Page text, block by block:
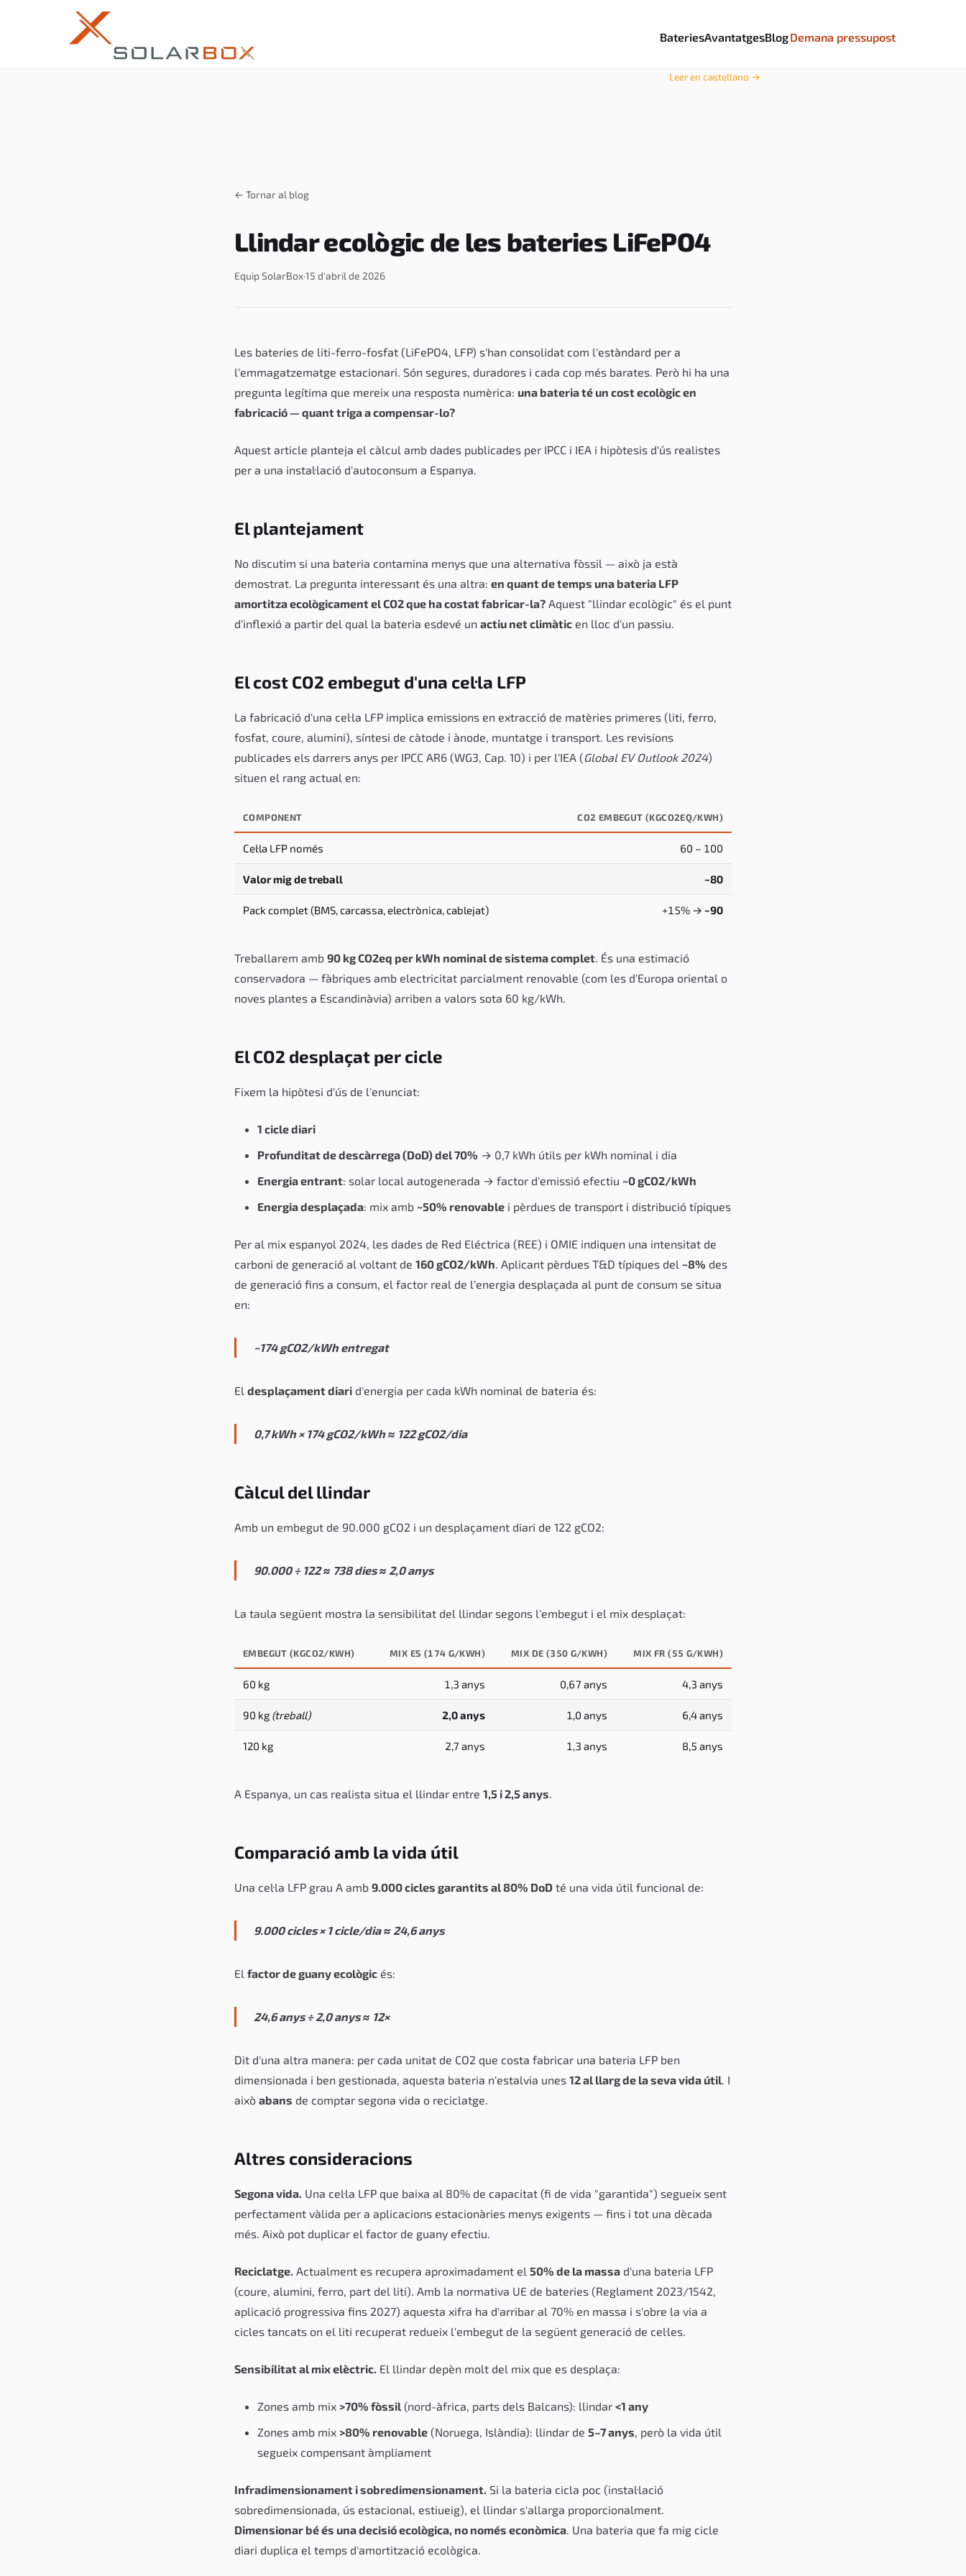
BateriesAvantatgesBlogDemana pressupost
Leer en castellano →
← Tornar al blog
Llindar ecològic de les bateries LiFePO4
Equip SolarBox·15 d'abril de 2026
Les bateries de liti-ferro-fosfat (LiFePO4, LFP) s'han consolidat com l'estàndard per a
l'emmagatzematge estacionari. Són segures, duradores i cada cop més barates. Però hi ha una
pregunta legítima que mereix una resposta numèrica: una bateria té un cost ecològic en
fabricació — quant triga a compensar-lo?
Aquest article planteja el càlcul amb dades publicades per IPCC i IEA i hipòtesis d'ús realistes
per a una instal·lació d'autoconsum a Espanya.
El plantejament
No discutim si una bateria contamina menys que una alternativa fòssil — això ja està
demostrat. La pregunta interessant és una altra: en quant de temps una bateria LFP
amortitza ecològicament el CO2 que ha costat fabricar-la? Aquest "llindar ecològic" és el punt
d'inflexió a partir del qual la bateria esdevé un actiu net climàtic en lloc d'un passiu.
El cost CO2 embegut d'una cel·la LFP
La fabricació d'una cel·la LFP implica emissions en extracció de matèries primeres (liti, ferro,
fosfat, coure, alumini), síntesi de càtode i ànode, muntatge i transport. Les revisions
publicades els darrers anys per IPCC AR6 (WG3, Cap. 10) i per l'IEA (Global EV Outlook 2024)
situen el rang actual en:
COMPONENT CO2 EMBEGUT (KGCO2EQ/KWH)
Cel·la LFP només 60 – 100
Valor mig de treball ~80
Pack complet (BMS, carcassa, electrònica, cablejat) +15% → ~90
Treballarem amb 90 kg CO2eq per kWh nominal de sistema complet. És una estimació
conservadora — fàbriques amb electricitat parcialment renovable (com les d'Europa oriental o
noves plantes a Escandinàvia) arriben a valors sota 60 kg/kWh.
El CO2 desplaçat per cicle
Fixem la hipòtesi d'ús de l'enunciat:
1 cicle diari
Profunditat de descàrrega (DoD) del 70% → 0,7 kWh útils per kWh nominal i dia
Energia entrant: solar local autogenerada → factor d'emissió efectiu ~0 gCO2/kWh
Energia desplaçada: mix amb ~50% renovable i pèrdues de transport i distribució típiques
Per al mix espanyol 2024, les dades de Red Eléctrica (REE) i OMIE indiquen una intensitat de
carboni de generació al voltant de 160 gCO2/kWh. Aplicant pèrdues T&D típiques del ~8% des
de generació fins a consum, el factor real de l'energia desplaçada al punt de consum se situa
en:
~174 gCO2/kWh entregat
El desplaçament diari d'energia per cada kWh nominal de bateria és:
0,7 kWh × 174 gCO2/kWh ≈ 122 gCO2/dia
Càlcul del llindar
Amb un embegut de 90.000 gCO2 i un desplaçament diari de 122 gCO2:
90.000 ÷ 122 ≈ 738 dies ≈ 2,0 anys
La taula següent mostra la sensibilitat del llindar segons l'embegut i el mix desplaçat:
EMBEGUT (KGCO2/KWH) MIX ES (174 G/KWH) MIX DE (350 G/KWH) MIX FR (55 G/KWH)
60 kg 1,3 anys 0,67 anys 4,3 anys
90 kg (treball) 2,0 anys 1,0 anys 6,4 anys
120 kg 2,7 anys 1,3 anys 8,5 anys
A Espanya, un cas realista situa el llindar entre 1,5 i 2,5 anys.
Comparació amb la vida útil
Una cel·la LFP grau A amb 9.000 cicles garantits al 80% DoD té una vida útil funcional de:
9.000 cicles × 1 cicle/dia ≈ 24,6 anys
El factor de guany ecològic és:
24,6 anys ÷ 2,0 anys ≈ 12×
Dit d'una altra manera: per cada unitat de CO2 que costa fabricar una bateria LFP ben
dimensionada i ben gestionada, aquesta bateria n'estalvia unes 12 al llarg de la seva vida útil. I
això abans de comptar segona vida o reciclatge.
Altres consideracions
Segona vida. Una cel·la LFP que baixa al 80% de capacitat (fi de vida "garantida") segueix sent
perfectament vàlida per a aplicacions estacionàries menys exigents — fins i tot una dècada
més. Això pot duplicar el factor de guany efectiu.
Reciclatge. Actualment es recupera aproximadament el 50% de la massa d'una bateria LFP
(coure, alumini, ferro, part del liti). Amb la normativa UE de bateries (Reglament 2023/1542,
aplicació progressiva fins 2027) aquesta xifra ha d'arribar al 70% en massa i s'obre la via a
cicles tancats on el liti recuperat redueix l'embegut de la següent generació de cel·les.
Sensibilitat al mix elèctric. El llindar depèn molt del mix que es desplaça:
Zones amb mix >70% fòssil (nord-àfrica, parts dels Balcans): llindar <1 any
Zones amb mix >80% renovable (Noruega, Islàndia): llindar de 5–7 anys, però la vida útil
segueix compensant àmpliament
Infradimensionament i sobredimensionament. Si la bateria cicla poc (instal·lació
sobredimensionada, ús estacional, estiueig), el llindar s'allarga proporcionalment.
Dimensionar bé és una decisió ecològica, no només econòmica. Una bateria que fa mig cicle
diari duplica el temps d'amortització ecològica.